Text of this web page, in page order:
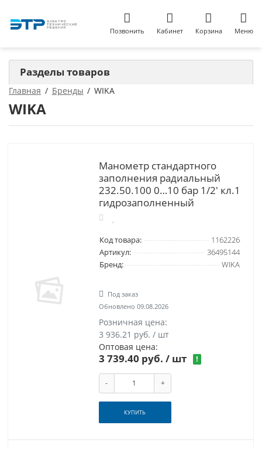
Позвонить Кабинет Корзина Меню
Главная Бренды WIKA
WIKA
Манометр стандартного
заполнения радиальный
232.50.100 0…10 бар 1/2' кл.1
гидрозаполненный
Код товара:
1162226
Артикул:
36495144
Бренд:
WIKA
Под заказ
Обновлено 09.08.2026
Розничная цена:
3 936.21 руб. / шт
Оптовая цена:
3 739.40 руб. / шт !
- +
КУПИТЬ
Разделы товаров